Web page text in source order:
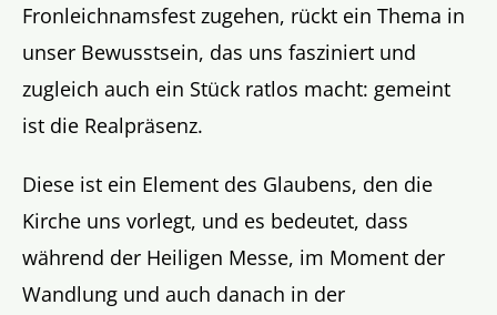
Fronleichnamsfest zugehen, rückt ein Thema in
unser Bewusstsein, das uns fasziniert und
zugleich auch ein Stück ratlos macht: gemeint
ist die Realpräsenz.
Diese ist ein Element des Glaubens, den die
Kirche uns vorlegt, und es bedeutet, dass
während der Heiligen Messe, im Moment der
Wandlung und auch danach in der